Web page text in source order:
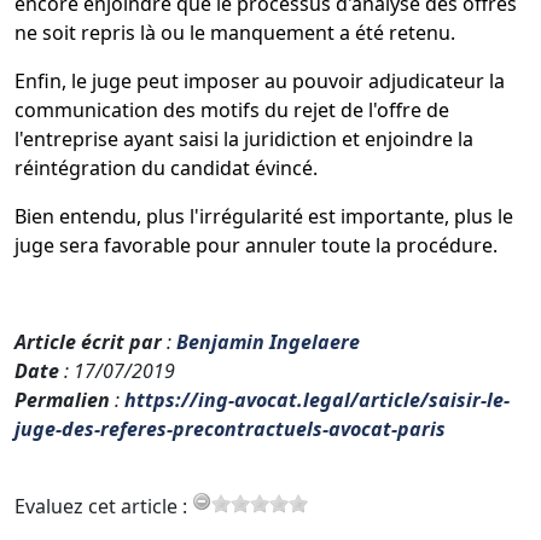
ne soit repris là ou le manquement a été retenu.
Enfin, le juge peut imposer au pouvoir adjudicateur la
communication des motifs du rejet de l'offre de
l'entreprise ayant saisi la juridiction et enjoindre la
réintégration du candidat évincé.
Bien entendu, plus l'irrégularité est importante, plus le
juge sera favorable pour annuler toute la procédure.
Article écrit par:Benjamin Ingelaere
Date: 17/07/2019
Permalien :https://ing-avocat.legal/article/saisir-le-
juge-des-referes-precontractuels-avocat-paris
Evaluez cet article :